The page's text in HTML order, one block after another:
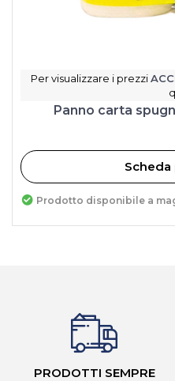
Per visualizzare i prezzi
Panno carta
Prodotto disponibile a
PRODOTTI SEMPRE